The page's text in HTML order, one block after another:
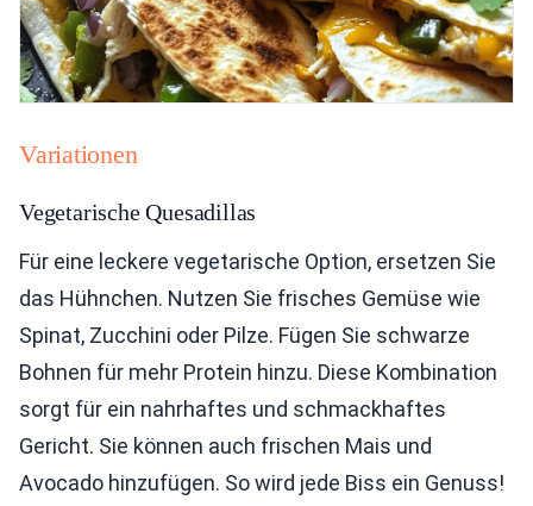
Variationen
Vegetarische Quesadillas
Für eine leckere vegetarische Option, ersetzen Sie
das Hühnchen. Nutzen Sie frisches Gemüse wie
Spinat, Zucchini oder Pilze. Fügen Sie schwarze
Bohnen für mehr Protein hinzu. Diese Kombination
sorgt für ein nahrhaftes und schmackhaftes
Gericht. Sie können auch frischen Mais und
Avocado hinzufügen. So wird jede Biss ein Genuss!